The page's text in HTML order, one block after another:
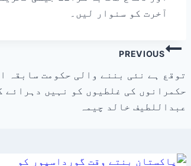
آخرت کو سنوار لیں۔
PREVIOUS
توقع ہے نئی بننے والی حکومت سابقہ
حکمرانوں کی غلطیوں کو نہیں دہرائے
عبداللطیف خالد چیمہ